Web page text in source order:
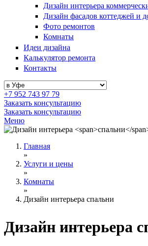
Дизайн интерьера
Дизайн фасадов коттеджей и
Фото ремонтов
Комнаты
Идеи дизайна
Калькулятор ремонта
Контакты
+7 952 743 97 79
Заказать консультацию
Заказать консультацию
Меню
Главная
»
Услуги и цены
»
Комнаты
»
Дизайн интерьера спальни
Дизайн интерьера